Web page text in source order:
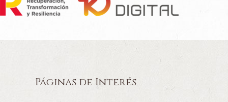
Páginas de Interés